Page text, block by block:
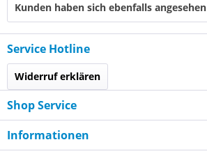
Kunden haben sich ebenfalls angesehen
Service Hotline
Widerruf erklären
Shop Service
Informationen